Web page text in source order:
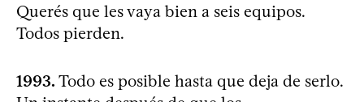
Querés que les vaya bien a seis equipos.
Todos pierden.
1993. Todo es posible hasta que deja de serlo.